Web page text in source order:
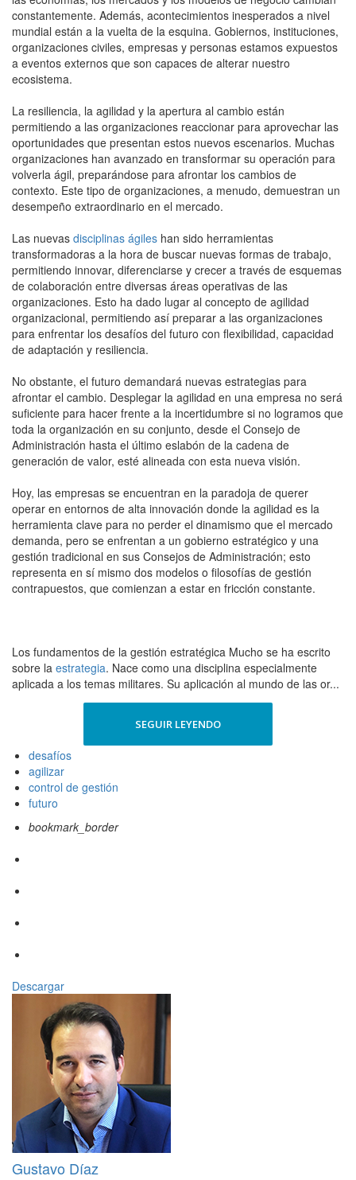
constantemente. Además, acontecimientos inesperados a nivel
mundial están a la vuelta de la esquina. Gobiernos, instituciones,
organizaciones civiles, empresas y personas estamos expuestos
a eventos externos que son capaces de alterar nuestro
ecosistema.
La resiliencia, la agilidad y la apertura al cambio están
permitiendo a las organizaciones reaccionar para aprovechar las
oportunidades que presentan estos nuevos escenarios. Muchas
organizaciones han avanzado en transformar su operación para
volverla ágil, preparándose para afrontar los cambios de
contexto. Este tipo de organizaciones, a menudo, demuestran un
desempeño extraordinario en el mercado.
Las nuevas disciplinas ágiles han sido herramientas
transformadoras a la hora de buscar nuevas formas de trabajo,
permitiendo innovar, diferenciarse y crecer a través de esquemas
de colaboración entre diversas áreas operativas de las
organizaciones. Esto ha dado lugar al concepto de agilidad
organizacional, permitiendo así preparar a las organizaciones
para enfrentar los desafíos del futuro con flexibilidad, capacidad
de adaptación y resiliencia.
No obstante, el futuro demandará nuevas estrategias para
afrontar el cambio. Desplegar la agilidad en una empresa no será
suficiente para hacer frente a la incertidumbre si no logramos que
toda la organización en su conjunto, desde el Consejo de
Administración hasta el último eslabón de la cadena de
generación de valor, esté alineada con esta nueva visión.
Hoy, las empresas se encuentran en la paradoja de querer
operar en entornos de alta innovación donde la agilidad es la
herramienta clave para no perder el dinamismo que el mercado
demanda, pero se enfrentan a un gobierno estratégico y una
gestión tradicional en sus Consejos de Administración; esto
representa en sí mismo dos modelos o filosofías de gestión
contrapuestos, que comienzan a estar en fricción constante.
Los fundamentos de la gestión estratégica Mucho se ha escrito
sobre la estrategia. Nace como una disciplina especialmente
aplicada a los temas militares. Su aplicación al mundo de las or...
SEGUIR LEYENDO
desafíos
agilizar
control de gestión
futuro
bookmark_border
Descargar
Gustavo Díaz